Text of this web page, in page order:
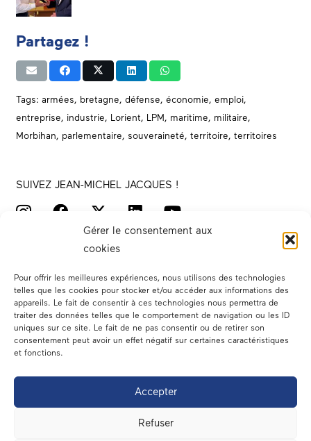
Gérer le consentement aux
cookies
Pour offrir les meilleures expériences, nous utilisons des technologies
telles que les cookies pour stocker et/ou accéder aux informations des
appareils. Le fait de consentir à ces technologies nous permettra de
traiter des données telles que le comportement de navigation ou les ID
uniques sur ce site. Le fait de ne pas consentir ou de retirer son
consentement peut avoir un effet négatif sur certaines caractéristiques
et fonctions.
Accepter
Refuser
Partagez !
Tags: armées, bretagne, défense, économie, emploi,
entreprise, industrie, Lorient, LPM, maritime, militaire,
Morbihan, parlementaire, souveraineté, territoire, territoires
SUIVEZ JEAN-MICHEL JACQUES !
Votre député
Dans les médias
En circonscription